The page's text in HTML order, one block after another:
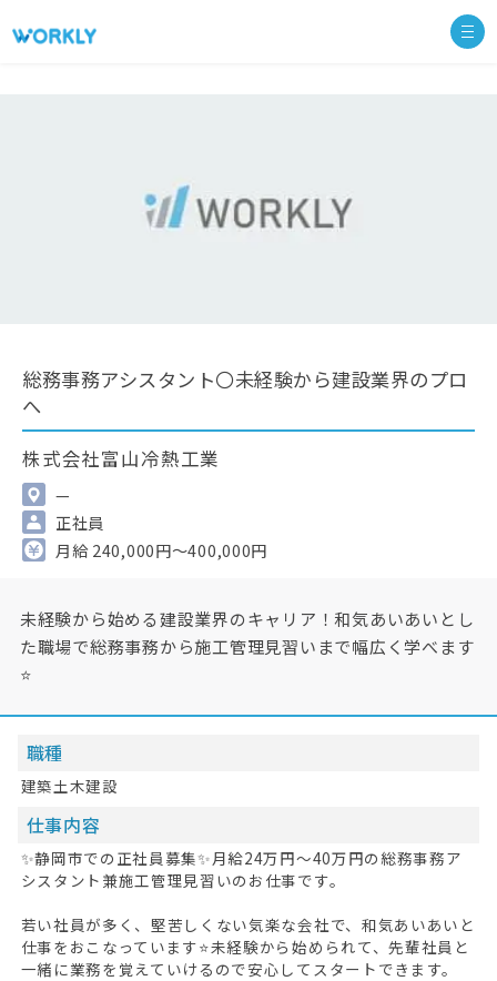
総務事務アシスタント〇未経験から建設業界のプロ
へ
株式会社富山冷熱工業
—
正社員
月給 240,000円～400,000円
未経験から始める建設業界のキャリア！和気あいあいとし
た職場で総務事務から施工管理見習いまで幅広く学べます
⭐
職種
建築土木建設
仕事内容
✨静岡市での正社員募集✨月給24万円〜40万円の総務事務ア
シスタント兼施工管理見習いのお仕事です。
若い社員が多く、堅苦しくない気楽な会社で、和気あいあいと
仕事をおこなっています⭐未経験から始められて、先輩社員と
一緒に業務を覚えていけるので安心してスタートできます。